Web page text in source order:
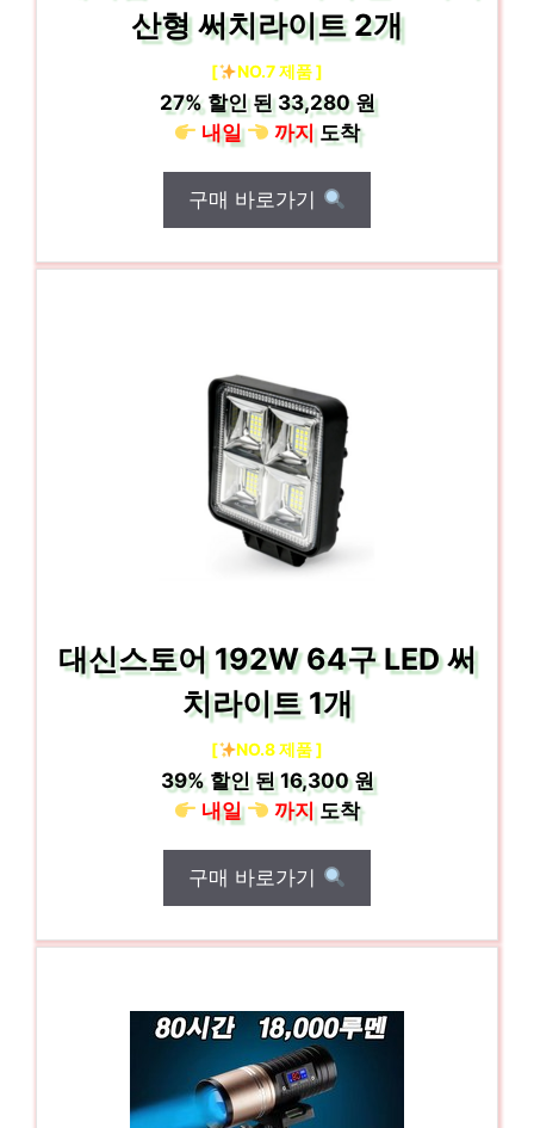
산형 써치라이트 2개
[ NO.7 제품 ]
27%할인 된33,280 원
내일
까지도착
구매 바로가기
대신스토어 192W 64구 LED 써
치라이트 1개
[ NO.8 제품 ]
39%할인 된16,300 원
내일
까지도착
구매 바로가기